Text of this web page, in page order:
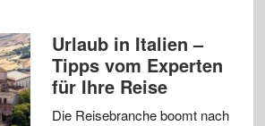
Urlaub in Italien –
Tipps vom Experten
für Ihre Reise
Die Reisebranche boomt nach